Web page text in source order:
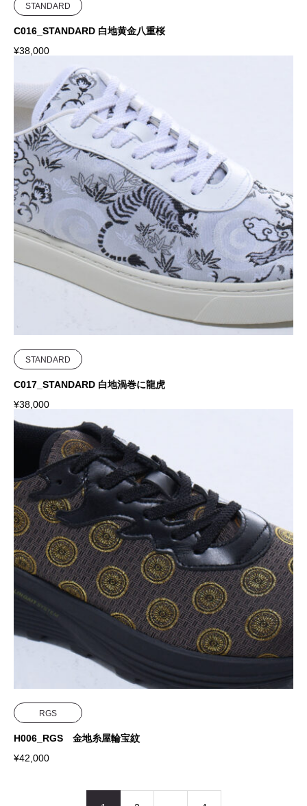
STANDARD
C016_STANDARD 白地黄金八重桜
¥38,000
STANDARD
C017_STANDARD 白地渦巻に龍虎
¥38,000
RGS
H006_RGS 金地糸屋輪宝紋
¥42,000